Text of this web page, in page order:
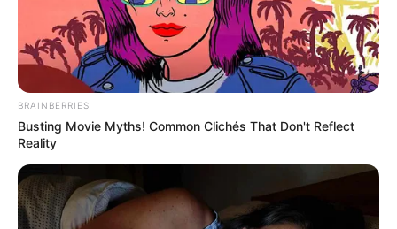
BRAINBERRIES
Busting Movie Myths! Common Clichés That Don't Reflect
Reality